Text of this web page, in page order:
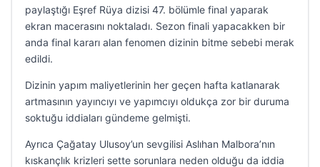
paylaştığı Eşref Rüya dizisi 47. bölümle final yaparak
ekran macerasını noktaladı. Sezon finali yapacakken bir
anda final kararı alan fenomen dizinin bitme sebebi merak
edildi.
Dizinin yapım maliyetlerinin her geçen hafta katlanarak
artmasının yayıncıyı ve yapımcıyı oldukça zor bir duruma
soktuğu iddiaları gündeme gelmişti.
Ayrıca Çağatay Ulusoy’un sevgilisi Aslıhan Malbora’nın
kıskançlık krizleri sette sorunlara neden olduğu da iddia